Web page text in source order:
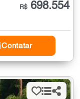
R$ 698.554
Contatar